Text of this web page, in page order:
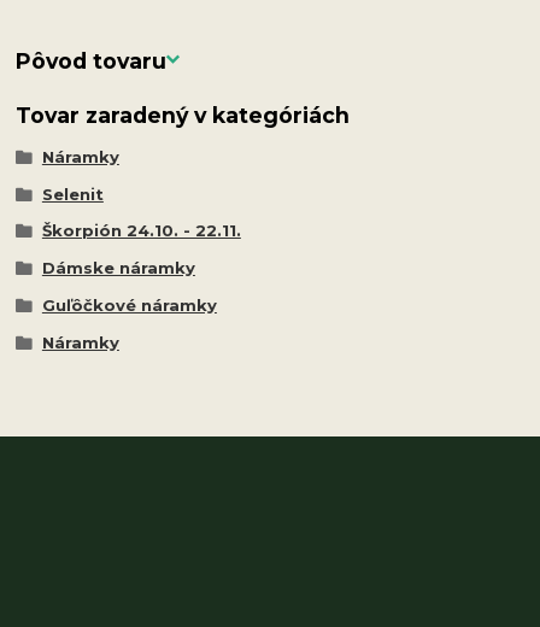
Pôvod tovaru
Tovar zaradený v kategóriách
Náramky
Selenit
Škorpión 24.10. - 22.11.
Dámske náramky
Guľôčkové náramky
Náramky